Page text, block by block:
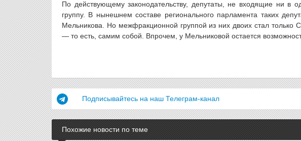
По действующему законодательству, депутаты, не входящие ни в
группу. В нынешнем составе регионального парламента таких
Мельникова. Но межфракционной группой из них двоих стал только
— то есть, самим собой. Впрочем, у Мельниковой остается
Подписывайтесь на наш Телеграм-канал
Похожие новости по теме